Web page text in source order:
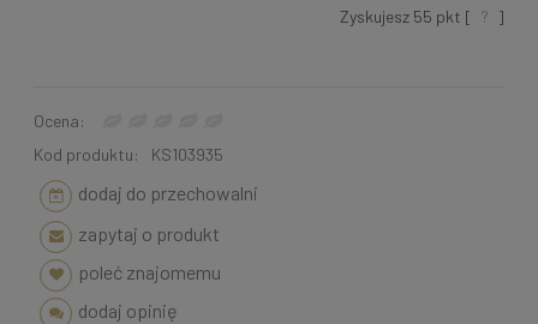
Zyskujesz 55 pkt [ ? ]
Ocena:
Kod produktu:
KS103935
dodaj do przechowalni
zapytaj o produkt
poleć znajomemu
dodaj opinię